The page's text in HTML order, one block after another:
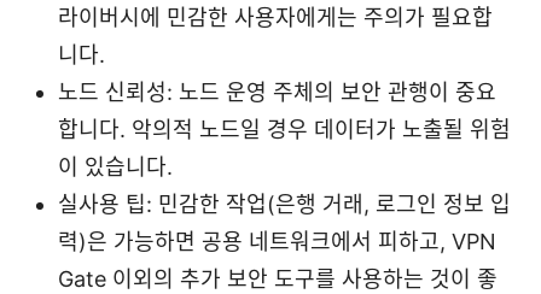
라이버시에 민감한 사용자에게는 주의가 필요합
니다.
노드 신뢰성: 노드 운영 주체의 보안 관행이 중요
합니다. 악의적 노드일 경우 데이터가 노출될 위험
이 있습니다.
실사용 팁: 민감한 작업(은행 거래, 로그인 정보 입
력)은 가능하면 공용 네트워크에서 피하고, VPN
Gate 이외의 추가 보안 도구를 사용하는 것이 좋